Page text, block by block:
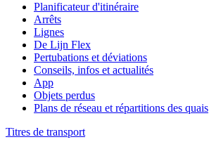
Planificateur d'itinéraire
Arrêts
Lignes
De Lijn Flex
Pertubations et déviations
Conseils, infos et actualités
App
Objets perdus
Plans de réseau et répartitions des quais
Titres de transport